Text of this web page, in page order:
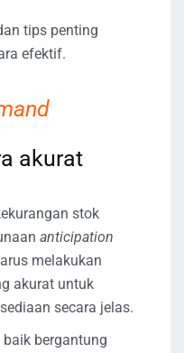
tips penting
efektif.
akurat
stok
anticipation
melakukan
akurat untuk
secara jelas.
bergantung